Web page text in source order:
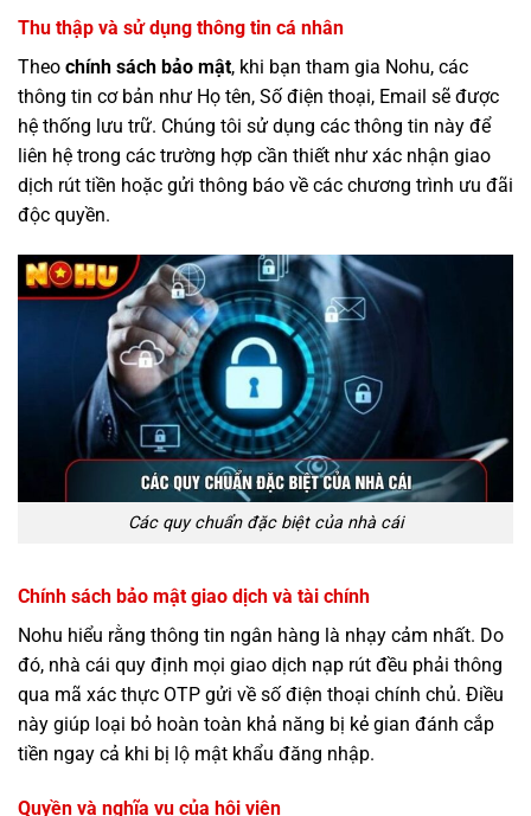
Thu thập và sử dụng thông tin cá nhân
Theo chính sách bảo mật, khi bạn tham gia Nohu, các
thông tin cơ bản như Họ tên, Số điện thoại, Email sẽ được
hệ thống lưu trữ. Chúng tôi sử dụng các thông tin này để
liên hệ trong các trường hợp cần thiết như xác nhận giao
dịch rút tiền hoặc gửi thông báo về các chương trình ưu đãi
độc quyền.
Các quy chuẩn đặc biệt của nhà cái
Chính sách bảo mật giao dịch và tài chính
Nohu hiểu rằng thông tin ngân hàng là nhạy cảm nhất. Do
đó, nhà cái quy định mọi giao dịch nạp rút đều phải thông
qua mã xác thực OTP gửi về số điện thoại chính chủ. Điều
này giúp loại bỏ hoàn toàn khả năng bị kẻ gian đánh cắp
tiền ngay cả khi bị lộ mật khẩu đăng nhập.
Quyền và nghĩa vụ của hội viên